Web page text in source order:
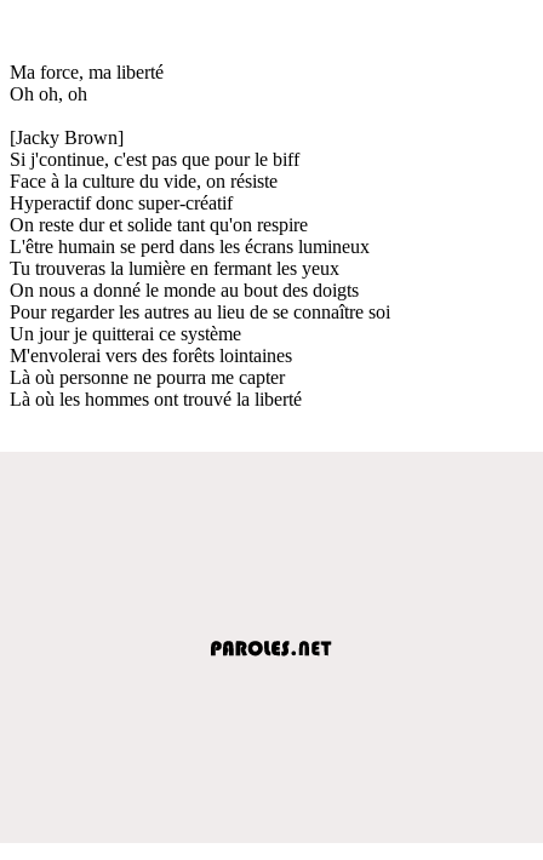
Ma force, ma liberté
Oh oh, oh
[Jacky Brown]
Si j'continue, c'est pas que pour le biff
Face à la culture du vide, on résiste
Hyperactif donc super-créatif
On reste dur et solide tant qu'on respire
L'être humain se perd dans les écrans lumineux
Tu trouveras la lumière en fermant les yeux
On nous a donné le monde au bout des doigts
Pour regarder les autres au lieu de se connaître soi
Un jour je quitterai ce système
M'envolerai vers des forêts lointaines
Là où personne ne pourra me capter
Là où les hommes ont trouvé la liberté